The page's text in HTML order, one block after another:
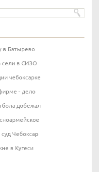
в Батырево
сели в СИЗО
чебоксарке
- дело
добежал
Чебоксар
в Кугеси